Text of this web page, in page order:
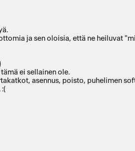
ja sen oloisia, että ne heiluvat
taatusti sellainen. :)
ei sellainen ole.
asennus, poisto, puhelimen